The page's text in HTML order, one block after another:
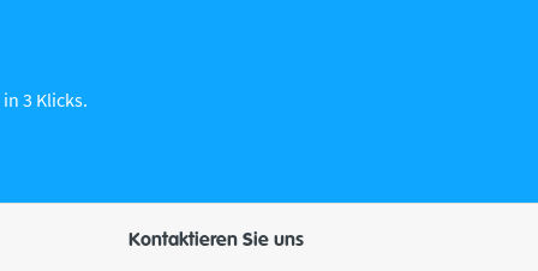
3 Klicks.
Kontaktieren Sie uns